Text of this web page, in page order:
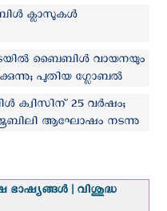
ക്ലാസുകൾ
ബൈബിള്‍ വായനയും
പുതിയ ഗ്ലോബല്‍
25 വർഷം;
ആഘോഷം നടന്നു
ഭാഷ്യങ്ങള്‍ | വിശുദ്ധ